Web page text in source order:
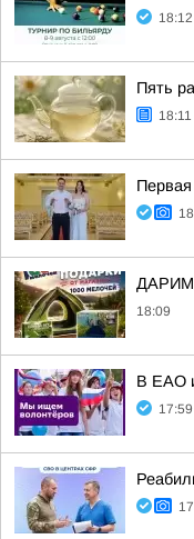
18:12
Пять
18:11
Первая
18:09
В ЕАО
17:59